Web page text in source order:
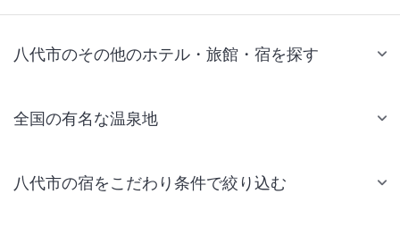
八代市のその他のホテル・旅館・宿を探す
全国の有名な温泉地
八代市の宿をこだわり条件で絞り込む